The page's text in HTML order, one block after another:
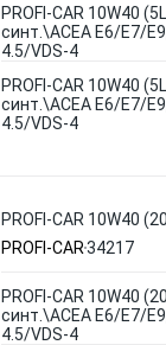
PROFI-CAR 10W40
синт.\ACEA E6/E7/
4.5/VDS-4
PROFI-CAR 10W40
синт.\ACEA E6/E7/
4.5/VDS-4
PROFI-CAR 10W40
PROFI-CAR34217
PROFI-CAR 10W40
синт.\ACEA E6/E7/
4.5/VDS-4